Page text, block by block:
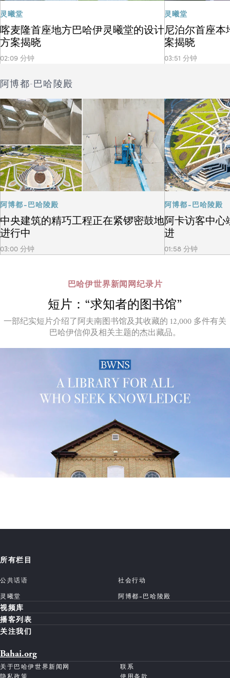
灵曦堂
喀麦隆首座地方巴哈伊灵曦堂的设计
方案揭晓
02:09 分钟
灵曦堂
尼泊尔首座
案揭晓
03:51 分钟
阿博都-巴哈陵殿
阿博都-巴哈陵殿
中央建筑的精巧工程正在紧锣密鼓地
进行中
03:00 分钟
阿博都-巴哈陵殿
阿卡访客中心
进
01:58 分钟
巴哈伊世界新闻网纪录片
短片：“求知者的图书馆”
一部纪实短片介绍了阿夫南图书馆及其收藏的 12,000 多件有关
巴哈伊信仰及相关主题的杰出藏品。
所有栏目
公共话语
社会行动
灵曦堂
阿博都-巴哈陵殿
视频库
播客列表
关注我们
Bahai.org
关于巴哈伊世界新闻网
联系
隐私政策
使用条款